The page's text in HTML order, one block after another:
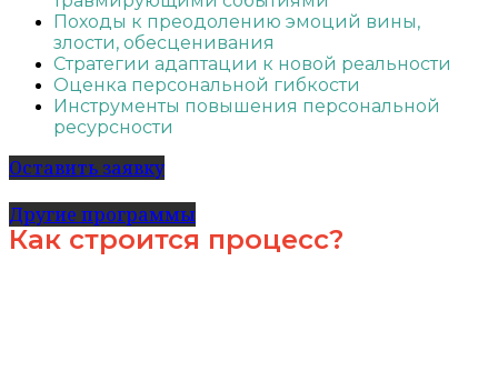
Походы к преодолению эмоций вины,
злости, обесценивания
Стратегии адаптации к новой реальности
Оценка персональной гибкости
Инструменты повышения персональной
ресурсности
Оставить заявку
Другие программы
Как строится процесс?